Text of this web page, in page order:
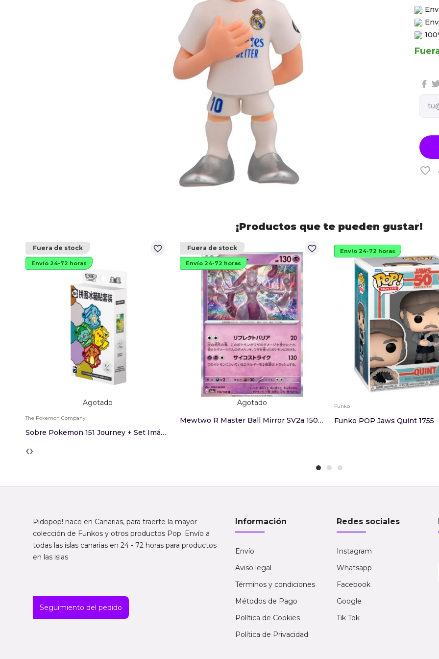
favorite_border
¡Productos que te pueden gustar!
favorite_border
Fuera de stock
Envío 24-72 horas
Agotado
The Pokemon Company
Sobre Pokemon 151 Journey + Set Imán Nevera Chino
favorite_border
Fuera de stock
Envío 24-72 horas
Agotado
Mewtwo R Master Ball Mirror SV2a 150/165 (JP)
Envío 24-72 horas
Funko
Funko POP Jaws Quint 1755
‹›
Pidopop! nace en Canarias, para traerte la mayor
colección de Funkos y otros productos Pop. Envío a
todas las islas canarias en 24 - 72 horas para productos
en las islas
Seguimiento del pedido
Información
Envío
Aviso legal
Términos y condiciones
Métodos de Pago
Política de Cookies
Política de Privacidad
Redes sociales
Instagram
Whatsapp
Facebook
Google
Tik Tok